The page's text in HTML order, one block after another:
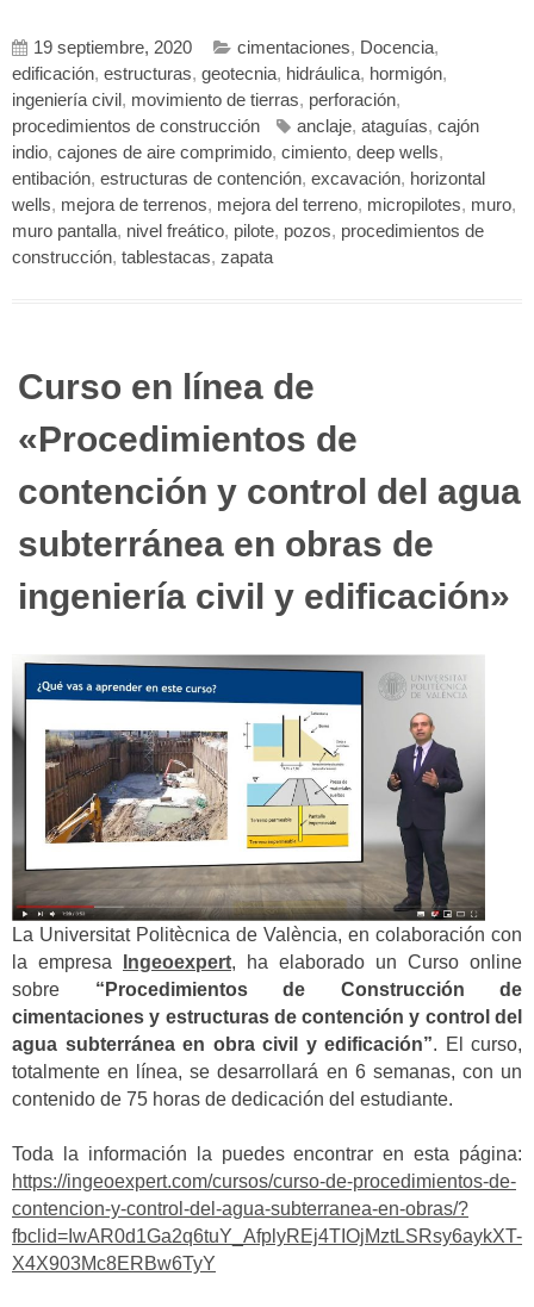
19 septiembre, 2020 cimentaciones, Docencia,
edificación, estructuras, geotecnia, hidráulica, hormigón,
ingeniería civil, movimiento de tierras, perforación,
procedimientos de construcción
anclaje, ataguías, cajón
indio, cajones de aire comprimido, cimiento, deep wells,
entibación, estructuras de contención, excavación, horizontal
wells, mejora de terrenos, mejora del terreno, micropilotes, muro,
muro pantalla, nivel freático, pilote, pozos, procedimientos de
construcción, tablestacas, zapata
Curso en línea de
«Procedimientos de
contención y control del agua
subterránea en obras de
ingeniería civil y edificación»
La Universitat Politècnica de València, en colaboración con
la empresa
Ingeoexpert, ha elaborado un Curso online
sobre “Procedimientos de Construcción de
cimentaciones y estructuras de contención y control del
agua subterránea en obra civil y edificación”. El curso,
totalmente en línea, se desarrollará en 6 semanas, con un
contenido de 75 horas de dedicación del estudiante.
Toda la información la puedes encontrar en esta página:
https://ingeoexpert.com/cursos/curso-de-procedimientos-de-
contencion-y-control-del-agua-subterranea-en-obras/?
fbclid=IwAR0d1Ga2q6tuY_AfplyREj4TIOjMztLSRsy6aykXT-
X4X903Mc8ERBw6TyY